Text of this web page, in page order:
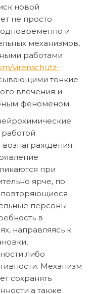
новой
не просто
и
механизмов,
работами
virenschutz-
тонкие
влечения и
феноменом.
при
ярче, по
персоны
в
направляясь к
либо
Механизм
сохранять
а также